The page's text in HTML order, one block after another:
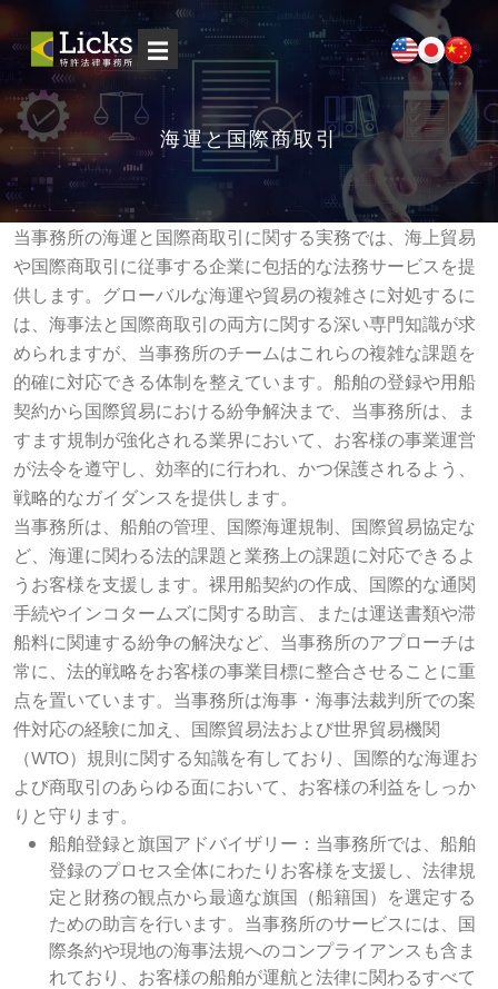
☰
海運と国際商取引
当事務所の海運と国際商取引に関する実務では、海上貿易
や国際商取引に従事する企業に包括的な法務サービスを提
供します。グローバルな海運や貿易の複雑さに対処するに
は、海事法と国際商取引の両方に関する深い専門知識が求
められますが、当事務所のチームはこれらの複雑な課題を
的確に対応できる体制を整えています。船舶の登録や用船
契約から国際貿易における紛争解決まで、当事務所は、ま
すます規制が強化される業界において、お客様の事業運営
が法令を遵守し、効率的に行われ、かつ保護されるよう、
戦略的なガイダンスを提供します。
当事務所は、船舶の管理、国際海運規制、国際貿易協定な
ど、海運に関わる法的課題と業務上の課題に対応できるよ
うお客様を支援します。裸用船契約の作成、国際的な通関
手続やインコタームズに関する助言、または運送書類や滞
船料に関連する紛争の解決など、当事務所のアプローチは
常に、法的戦略をお客様の事業目標に整合させることに重
点を置いています。当事務所は海事・海事法裁判所での案
件対応の経験に加え、国際貿易法および世界貿易機関
（WTO）規則に関する知識を有しており、国際的な海運お
よび商取引のあらゆる面において、お客様の利益をしっか
りと守ります。
船舶登録と旗国アドバイザリー：当事務所では、船舶
登録のプロセス全体にわたりお客様を支援し、法律規
定と財務の観点から最適な旗国（船籍国）を選定する
ための助言を行います。当事務所のサービスには、国
際条約や現地の海事法規へのコンプライアンスも含ま
れており、お客様の船舶が運航と法律に関わるすべて